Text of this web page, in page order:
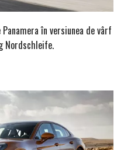
în versiunea de vârf
Nordschleife.